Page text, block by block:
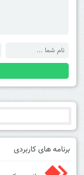
برنامه های کاربردی